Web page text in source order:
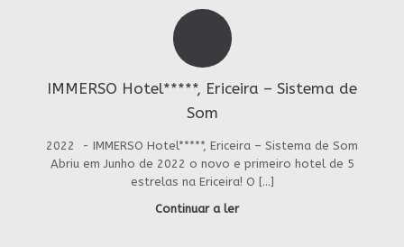
IMMERSO Hotel*****, Ericeira – Sistema de
Som
2022 - IMMERSO Hotel*****, Ericeira – Sistema de Som
Abriu em Junho de 2022 o novo e primeiro hotel de 5
estrelas na Ericeira! O […]
Continuar a ler